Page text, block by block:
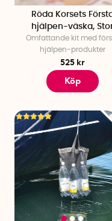
Röda Korsets
hjälpen-väska,
Omfattande kit med
hjälpen-produkter
525 kr
Köp